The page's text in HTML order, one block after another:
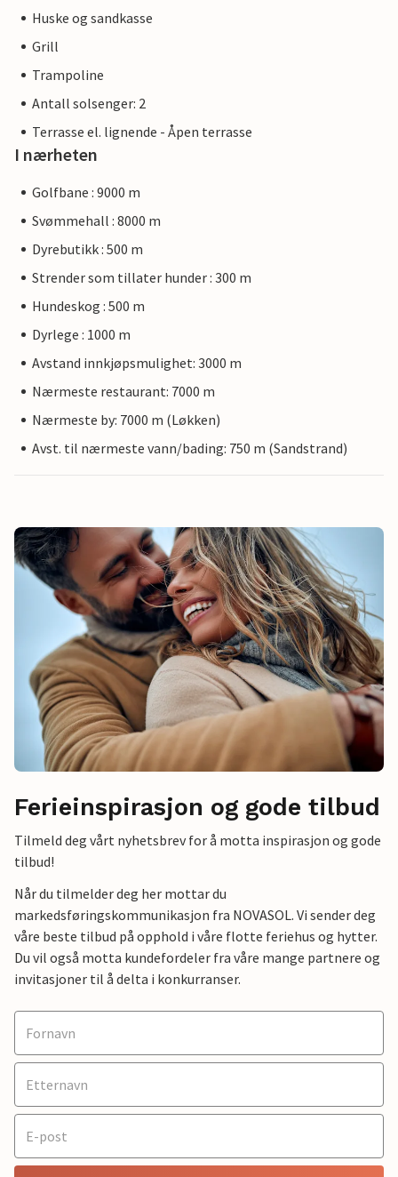
Huske og sandkasse
Grill
Trampoline
Antall solsenger: 2
Terrasse el. lignende - Åpen terrasse
I nærheten
Golfbane : 9000 m
Svømmehall : 8000 m
Dyrebutikk : 500 m
Strender som tillater hunder : 300 m
Hundeskog : 500 m
Dyrlege : 1000 m
Avstand innkjøpsmulighet: 3000 m
Nærmeste restaurant: 7000 m
Nærmeste by: 7000 m (Løkken)
Avst. til nærmeste vann/bading: 750 m (Sandstrand)
Ferieinspirasjon og gode tilbud
Tilmeld deg vårt nyhetsbrev for å motta inspirasjon og gode
tilbud!
Når du tilmelder deg her mottar du
markedsføringskommunikasjon fra NOVASOL. Vi sender deg
våre beste tilbud på opphold i våre flotte feriehus og hytter.
Du vil også motta kundefordeler fra våre mange partnere og
invitasjoner til å delta i konkurranser.